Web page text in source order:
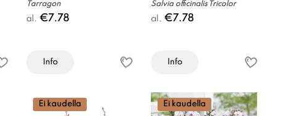
Tarragon
al. €7.78
Info
Salvia officinalis Tricolor
al. €7.78
Info
Ei kaudella Ei kaudella